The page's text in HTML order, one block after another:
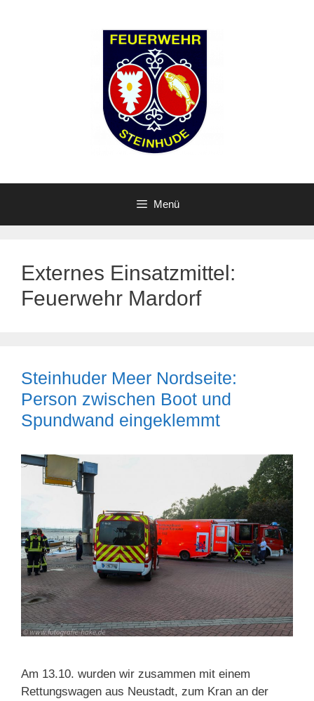
Menü
Externes Einsatzmittel:
Feuerwehr Mardorf
Steinhuder Meer Nordseite:
Person zwischen Boot und
Spundwand eingeklemmt
Am 13.10. wurden wir zusammen mit einem
Rettungswagen aus Neustadt, zum Kran an der